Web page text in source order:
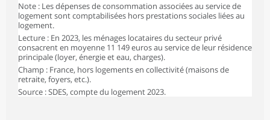
Note : Les dépenses de consommation associées au service de
logement sont comptabilisées hors prestations sociales liées au
logement.
Lecture : En 2023, les ménages locataires du secteur privé
consacrent en moyenne 11 149 euros au service de leur résidence
principale (loyer, énergie et eau, charges).
Champ : France, hors logements en collectivité (maisons de
retraite, foyers, etc.).
Source : SDES, compte du logement 2023.